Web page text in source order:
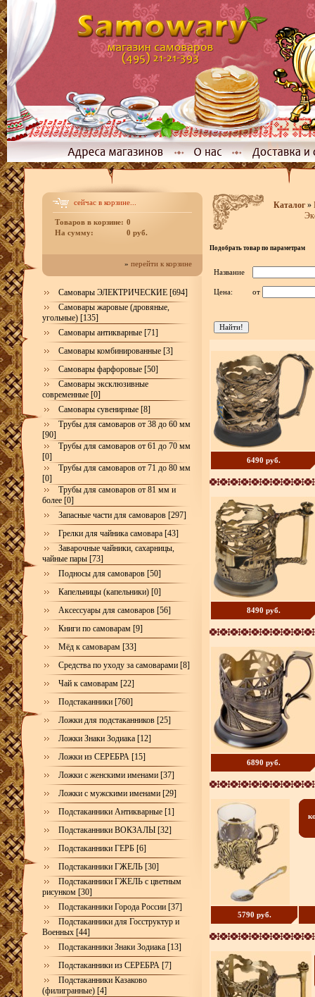
сейчас в корзине...
Товаров в корзине: 0
На сумму:
0 руб.
» перейти к корзине
Самовары ЭЛЕКТРИЧЕСКИЕ [694]
Самовары жаровые (дровяные,
угольные) [135]
Самовары антикварные [71]
Самовары комбинированные [3]
Самовары фарфоровые [50]
Самовары эксклюзивные
современные [0]
Самовары сувенирные [8]
Трубы для самоваров от 38 до 60 мм
[90]
Трубы для самоваров от 61 до 70 мм
[0]
Трубы для самоваров от 71 до 80 мм
[0]
Трубы для самоваров от 81 мм и
более [0]
Запасные части для самоваров [297]
Грелки для чайника самовара [43]
Заварочные чайники, сахарницы,
чайные пары [73]
Подносы для самоваров [50]
Капельницы (капельники) [0]
Аксессуары для самоваров [56]
Книги по самоварам [9]
Мёд к самоварам [33]
Средства по уходу за самоварами [8]
Чай к самоварам [22]
Подстаканники [760]
Ложки для подстаканников [25]
Ложки Знаки Зодиака [12]
Ложки из СЕРЕБРА [15]
Ложки с женскими именами [37]
Ложки с мужскими именами [29]
Подстаканники Антикварные [1]
Подстаканники ВОКЗАЛЫ [32]
Подстаканники ГЕРБ [6]
Подстаканники ГЖЕЛЬ [30]
Подстаканники ГЖЕЛЬ с цветным
рисунком [30]
Подстаканники Города России [37]
Подстаканники для Госструктур и
Военных [44]
Подстаканники Знаки Зодиака [13]
Подстаканники из СЕРЕБРА [7]
Подстаканники Казаково
(филигранные) [4]
Каталог»
Подобрать товар по параметрам
Название
Цена: от
6490 руб.
8490 руб.
6890 руб.
5790 руб.